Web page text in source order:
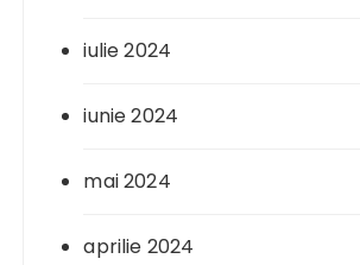
iulie 2024
iunie 2024
mai 2024
aprilie 2024